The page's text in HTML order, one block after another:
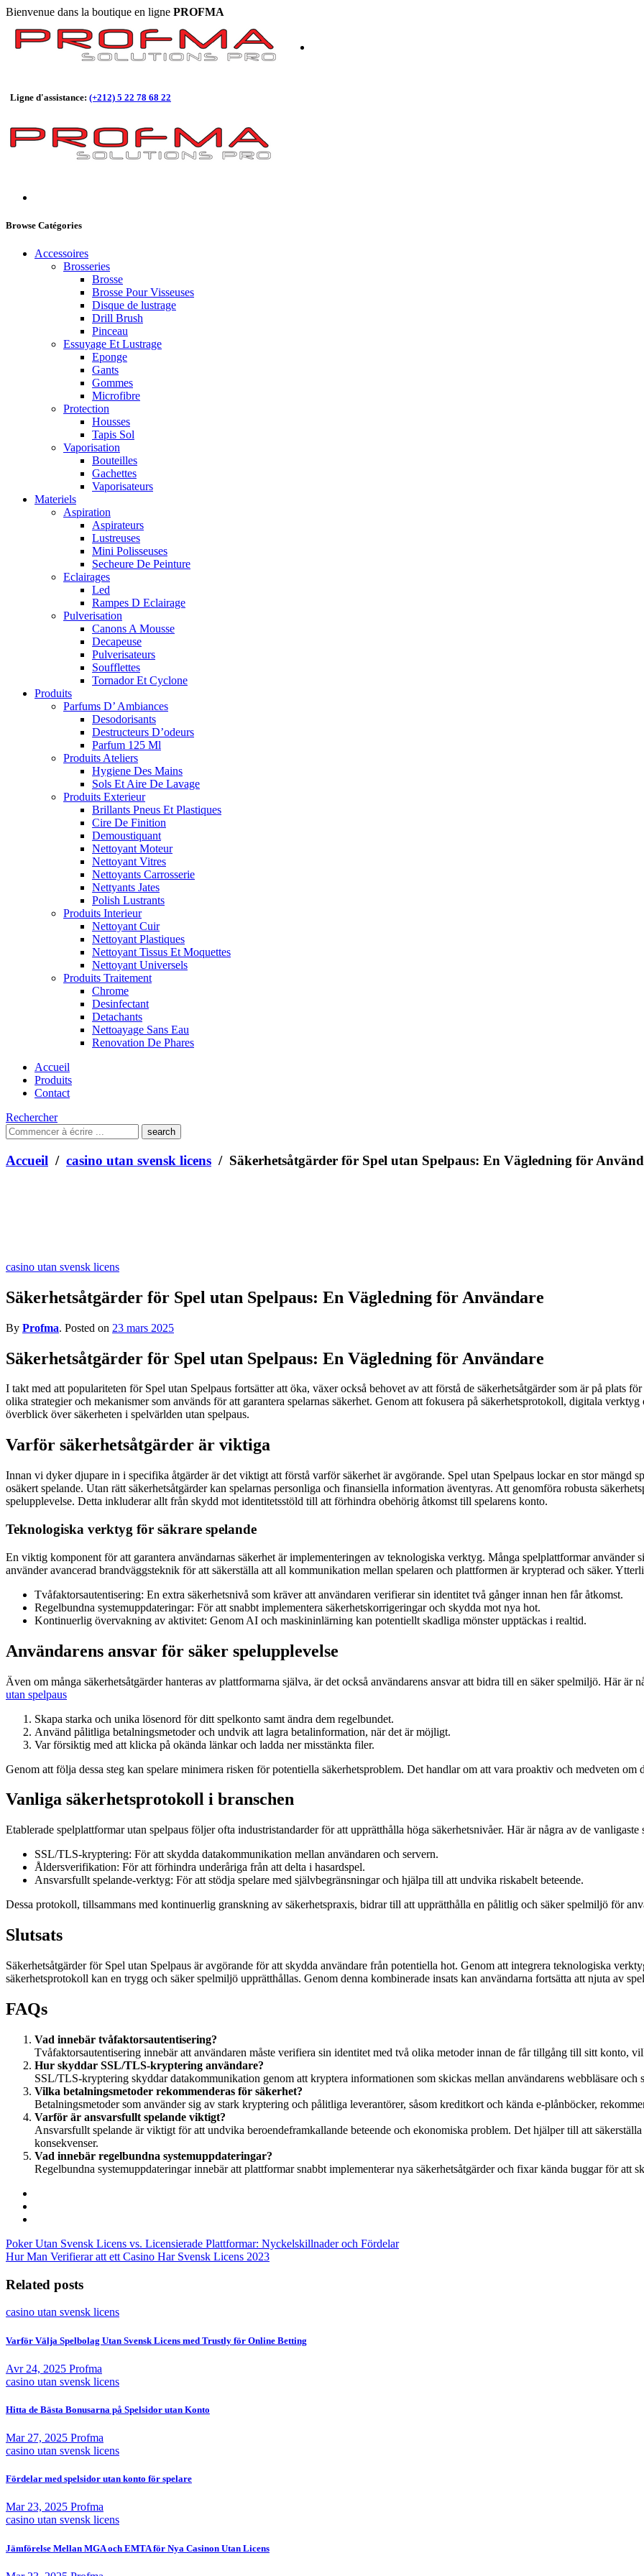
Bienvenue dans la boutique en ligne PROFMA
Ligne d'assistance: (+212) 5 22 78 68 22
Browse Catégories
Accessoires
Brosseries
Brosse
Brosse Pour Visseuses
Disque de lustrage
Drill Brush
Pinceau
Essuyage Et Lustrage
Eponge
Gants
Gommes
Microfibre
Protection
Housses
Tapis Sol
Vaporisation
Bouteilles
Gachettes
Vaporisateurs
Materiels
Aspiration
Aspirateurs
Lustreuses
Mini Polisseuses
Secheure De Peinture
Eclairages
Led
Rampes D Eclairage
Pulverisation
Canons A Mousse
Decapeuse
Pulverisateurs
Soufflettes
Tornador Et Cyclone
Produits
Parfums D’ Ambiances
Desodorisants
Destructeurs D’odeurs
Parfum 125 Ml
Produits Ateliers
Hygiene Des Mains
Sols Et Aire De Lavage
Produits Exterieur
Brillants Pneus Et Plastiques
Cire De Finition
Demoustiquant
Nettoyant Moteur
Nettoyant Vitres
Nettoyants Carrosserie
Nettyants Jates
Polish Lustrants
Produits Interieur
Nettoyant Cuir
Nettoyant Plastiques
Nettoyant Tissus Et Moquettes
Nettoyant Universels
Produits Traitement
Chrome
Desinfectant
Detachants
Nettoayage Sans Eau
Renovation De Phares
Accueil
Produits
Contact
Rechercher
Que
cherchez-
vous?
Accueil / casino utan svensk licens / Säkerhetsåtgärder för Spel utan Spelpaus: En Vägledning för
casino utan svensk licens
Säkerhetsåtgärder för Spel utan Spelpaus: En Vägledning för Användare
By Profma. Posted on 23 mars 2025
Säkerhetsåtgärder för Spel utan Spelpaus: En Vägledning för Användare
I takt med att populariteten för Spel utan Spelpaus fortsätter att öka, växer också behovet av att förstå de säkerhetsåtgärder som är på plats
olika strategier och mekanismer som används för att garantera spelarnas säkerhet. Genom att fokusera på säkerhetsprotokoll, digitala
överblick över säkerheten i spelvärlden utan spelpaus.
Varför säkerhetsåtgärder är viktiga
Innan vi dyker djupare in i specifika åtgärder är det viktigt att förstå varför säkerhet är avgörande. Spel utan Spelpaus lockar en stor mängd
osäkert spelande. Utan rätt säkerhetsåtgärder kan spelarnas personliga och finansiella information äventyras. Att genomföra robusta
spelupplevelse. Detta inkluderar allt från skydd mot identitetsstöld till att förhindra obehörig åtkomst till spelarens konto.
Teknologiska verktyg för säkrare spelande
En viktig komponent för att garantera användarnas säkerhet är implementeringen av teknologiska verktyg. Många spelplattformar
använder avancerad brandväggsteknik för att säkerställa att all kommunikation mellan spelaren och plattformen är krypterad och säker.
Tvåfaktorsautentisering: En extra säkerhetsnivå som kräver att användaren verifierar sin identitet två gånger innan hen får åtkomst.
Regelbundna systemuppdateringar: För att snabbt implementera säkerhetskorrigeringar och skydda mot nya hot.
Kontinuerlig övervakning av aktivitet: Genom AI och maskininlärning kan potentiellt skadliga mönster upptäckas i realtid.
Användarens ansvar för säker spelupplevelse
Även om många säkerhetsåtgärder hanteras av plattformarna själva, är det också användarens ansvar att bidra till en säker spelmiljö. Här är
utan spelpaus
Skapa starka och unika lösenord för ditt spelkonto samt ändra dem regelbundet.
Använd pålitliga betalningsmetoder och undvik att lagra betalinformation, när det är möjligt.
Var försiktig med att klicka på okända länkar och ladda ner misstänkta filer.
Genom att följa dessa steg kan spelare minimera risken för potentiella säkerhetsproblem. Det handlar om att vara proaktiv och medveten
Vanliga säkerhetsprotokoll i branschen
Etablerade spelplattformar utan spelpaus följer ofta industristandarder för att upprätthålla höga säkerhetsnivåer. Här är några av de
SSL/TLS-kryptering: För att skydda datakommunikation mellan användaren och servern.
Åldersverifikation: För att förhindra underåriga från att delta i hasardspel.
Ansvarsfullt spelande-verktyg: För att stödja spelare med självbegränsningar och hjälpa till att undvika riskabelt beteende.
Dessa protokoll, tillsammans med kontinuerlig granskning av säkerhetspraxis, bidrar till att upprätthålla en pålitlig och säker spelmiljö för
Slutsats
Säkerhetsåtgärder för Spel utan Spelpaus är avgörande för att skydda användare från potentiella hot. Genom att integrera teknologiska
säkerhetsprotokoll kan en trygg och säker spelmiljö upprätthållas. Genom denna kombinerade insats kan användarna fortsätta att njuta av
FAQs
Vad innebär tvåfaktorsautentisering?
Tvåfaktorsautentisering innebär att användaren måste verifiera sin identitet med två olika metoder innan de får tillgång till sitt konto,
Hur skyddar SSL/TLS-kryptering användare?
SSL/TLS-kryptering skyddar datakommunikation genom att kryptera informationen som skickas mellan användarens webbläsare
Vilka betalningsmetoder rekommenderas för säkerhet?
Betalningsmetoder som använder sig av stark kryptering och pålitliga leverantörer, såsom kreditkort och kända e-plånböcker,
Varför är ansvarsfullt spelande viktigt?
Ansvarsfullt spelande är viktigt för att undvika beroendeframkallande beteende och ekonomiska problem. Det hjälper till att
konsekvenser.
Vad innebär regelbundna systemuppdateringar?
Regelbundna systemuppdateringar innebär att plattformar snabbt implementerar nya säkerhetsåtgärder och fixar kända buggar för att
Poker Utan Svensk Licens vs. Licensierade Plattformar: Nyckelskillnader och Fördelar
Hur Man Verifierar att ett Casino Har Svensk Licens 2023
Related posts
casino utan svensk licens
Varför Välja Spelbolag Utan Svensk Licens med Trustly för Online Betting
Avr 24, 2025 Profma
casino utan svensk licens
Hitta de Bästa Bonusarna på Spelsidor utan Konto
Mar 27, 2025 Profma
casino utan svensk licens
Fördelar med spelsidor utan konto för spelare
Mar 23, 2025 Profma
casino utan svensk licens
Jämförelse Mellan MGA och EMTA för Nya Casinon Utan Licens